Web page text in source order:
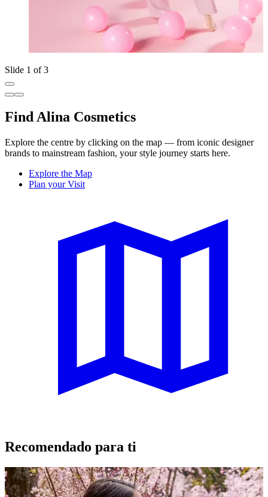
Slide 1 of 3
Find Alina Cosmetics
Explore the centre by clicking on the map — from iconic designer
brands to mainstream fashion, your style journey starts here.
Explore the Map
Plan your Visit
Recomendado para ti